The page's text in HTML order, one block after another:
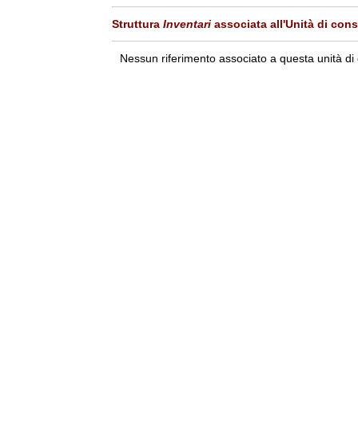
Struttura Inventari associata all'Unità di
Nessun riferimento associato a questa unità